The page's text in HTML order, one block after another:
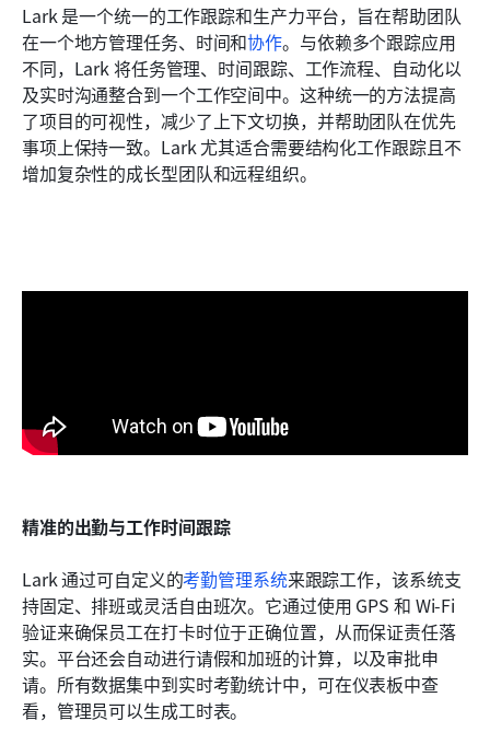
Lark 是一个统一的工作跟踪和生产力平台，旨在帮助团队
在一个地方管理任务、时间和协作。与依赖多个跟踪应用
不同，Lark 将任务管理、时间跟踪、工作流程、自动化以
及实时沟通整合到一个工作空间中。这种统一的方法提高
了项目的可视性，减少了上下文切换，并帮助团队在优先
事项上保持一致。Lark 尤其适合需要结构化工作跟踪且不
增加复杂性的成长型团队和远程组织。
精准的出勤与工作时间跟踪
Lark 通过可自定义的考勤管理系统来跟踪工作，该系统支
持固定、排班或灵活自由班次。它通过使用 GPS 和 Wi-Fi
验证来确保员工在打卡时位于正确位置，从而保证责任落
实。平台还会自动进行请假和加班的计算，以及审批申
请。所有数据集中到实时考勤统计中，可在仪表板中查
看，管理员可以生成工时表。